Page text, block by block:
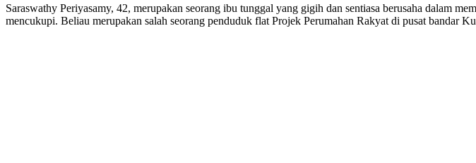
Saraswathy Periyasamy, 42, merupakan seorang ibu tunggal yang gigih dan sentiasa berusaha dalam
mencukupi. Beliau merupakan salah seorang penduduk flat Projek Perumahan Rakyat di pusat bandar